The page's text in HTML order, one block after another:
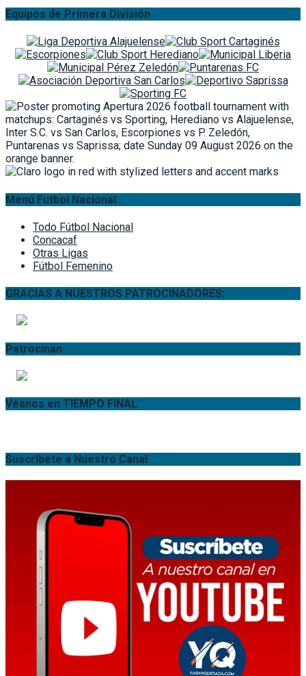
Equipos de Primera División
Menú Futbol Nacional
Todo Fútbol Nacional
Concacaf
Otras Ligas
Fútbol Femenino
GRACIAS A NUESTROS PATROCINADORES:
Patrocinan
Véanos en TIEMPO FINAL
Suscríbete a Nuestro Canal